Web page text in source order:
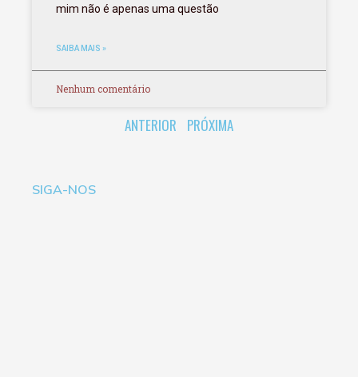
mim não é apenas uma questão
SAIBA MAIS »
Nenhum comentário
ANTERIOR PRÓXIMA
SIGA-NOS